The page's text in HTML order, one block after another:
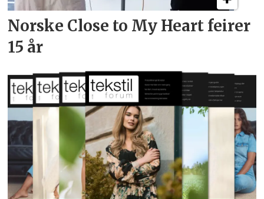
Norske Close to My Heart feirer
15 år